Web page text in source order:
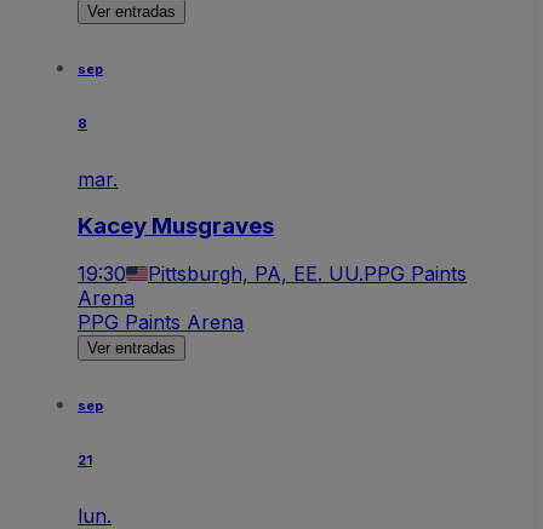
Ver entradas
sep
8
mar.
Kacey Musgraves
19:30 Pittsburgh, PA, EE. UU.PPG Paints
Arena
PPG Paints Arena
Ver entradas
sep
21
lun.